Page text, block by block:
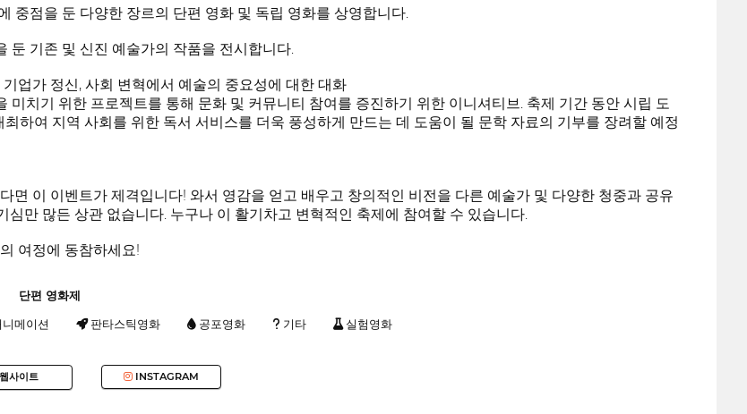
중점을 둔 다양한 장르의 단편 영화 및 독립 영화를 상영합니다.
둔 기존 및 신진 예술가의 작품을 전시합니다.
업가 정신, 사회 변혁에서 예술의 중요성에 대한 대화
미치기 위한 프로젝트를 통해 문화 및 커뮤니티 참여를 증진하기 위한 이니셔티브. 축제 기간 동안 시립 도
하여 지역 사회를 위한 독서 서비스를 더욱 풍성하게 만드는 데 도움이 될 문학 자료의 기부를 장려할 예정
면 이 이벤트가 제격입니다! 와서 영감을 얻고 배우고 창의적인 비전을 다른 예술가 및 다양한 청중과 공유
심만 많든 상관 없습니다. 누구나 이 활기차고 변혁적인 축제에 참여할 수 있습니다.
여정에 동참하세요!
단편 영화제
니메이션 판타스틱영화 공포영화 기타 실험영화
사이트 INSTAGRAM